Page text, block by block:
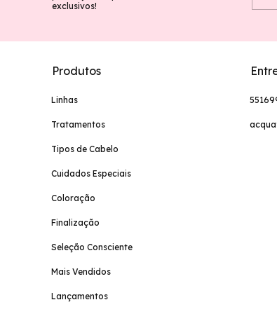
exclusivos!
Produtos
Linhas
Tratamentos
Tipos de Cabelo
Cuidados Especiais
Coloração
Finalização
Seleção Consciente
Mais Vendidos
Lançamentos